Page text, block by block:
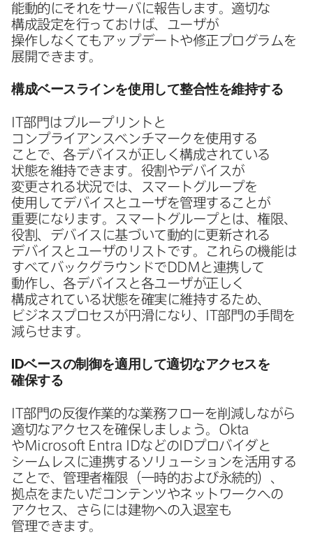
能動的に​それを​サーバに​報告します。​適切な​
構成設定を​行っておけば、​ユーザが​
操作しなくても​アップデートや​修正プログラムを​
展開できます。
構成ベースラインを​使用して​整合性を​維持する
IT部門は​ブループリントと​
コンプライアンスベンチマークを​使用する​
ことで、​各デバイスが​正しく​構成されている​
状態を​維持できます。​役割や​デバイスが​
変更される​状況では、​スマートグループを​
使用して​デバイスと​ユーザを​管理する​ことが​
重要に​なります。​スマートグループとは、​権限、​
役割、​デバイスに​基づいて​動的に​更新される​
デバイスと​ユーザの​リストです。​これらの​機能は​
すべて​バック​グラウンドで DDM と​連携して​
動作し、​各デバイスと​各ユーザが​正しく​
構成されている​状態を​確実に​維持する​ため、​
ビジネスプロセスが​円滑に​なり、
IT部門の​手間を​
減らせます。
IDベースの​制御を​適用して​適切な​アクセスを​
確保する
IT部門の​反復作業的な​業務フローを​削減しながら​
適切な​アクセスを​確保しましょう。 Okta
やMicrosoft Entra IDなどの IDプロバイダと​
シームレスに​連携する​ソリューションを​活用する​
ことで、​管理者権限​（一時的および​永続的）、​
拠点を​またいだコンテンツや​ネットワークへの​
アクセス、​さらには​建物への​入退室も​
管理できます。